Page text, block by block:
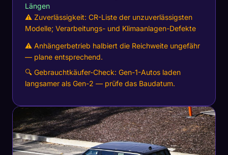
Längen
⚠ Zuverlässigkeit: CR-Liste der unzuverlässigsten
Modelle; Verarbeitungs- und Klimaanlagen-Defekte
⚠ Anhängerbetrieb halbiert die Reichweite ungefähr
— plane entsprechend.
🔍 Gebrauchtkäufer-Check: Gen-1-Autos laden
langsamer als Gen-2 — prüfe das Baudatum.